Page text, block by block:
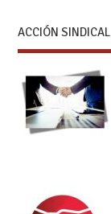
ACCIÓN SINDICAL